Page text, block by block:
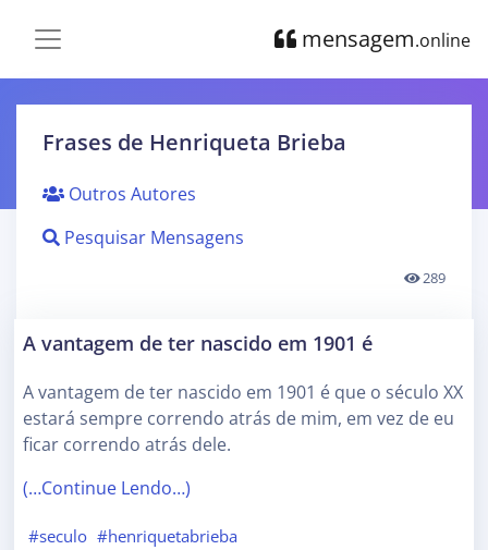
mensagem.online
Frases de Henriqueta Brieba
Outros Autores
Pesquisar Mensagens
289
A vantagem de ter nascido em 1901 é
A vantagem de ter nascido em 1901 é que o século XX
estará sempre correndo atrás de mim, em vez de eu
ficar correndo atrás dele.
(…Continue Lendo…)
#seculo #henriquetabrieba